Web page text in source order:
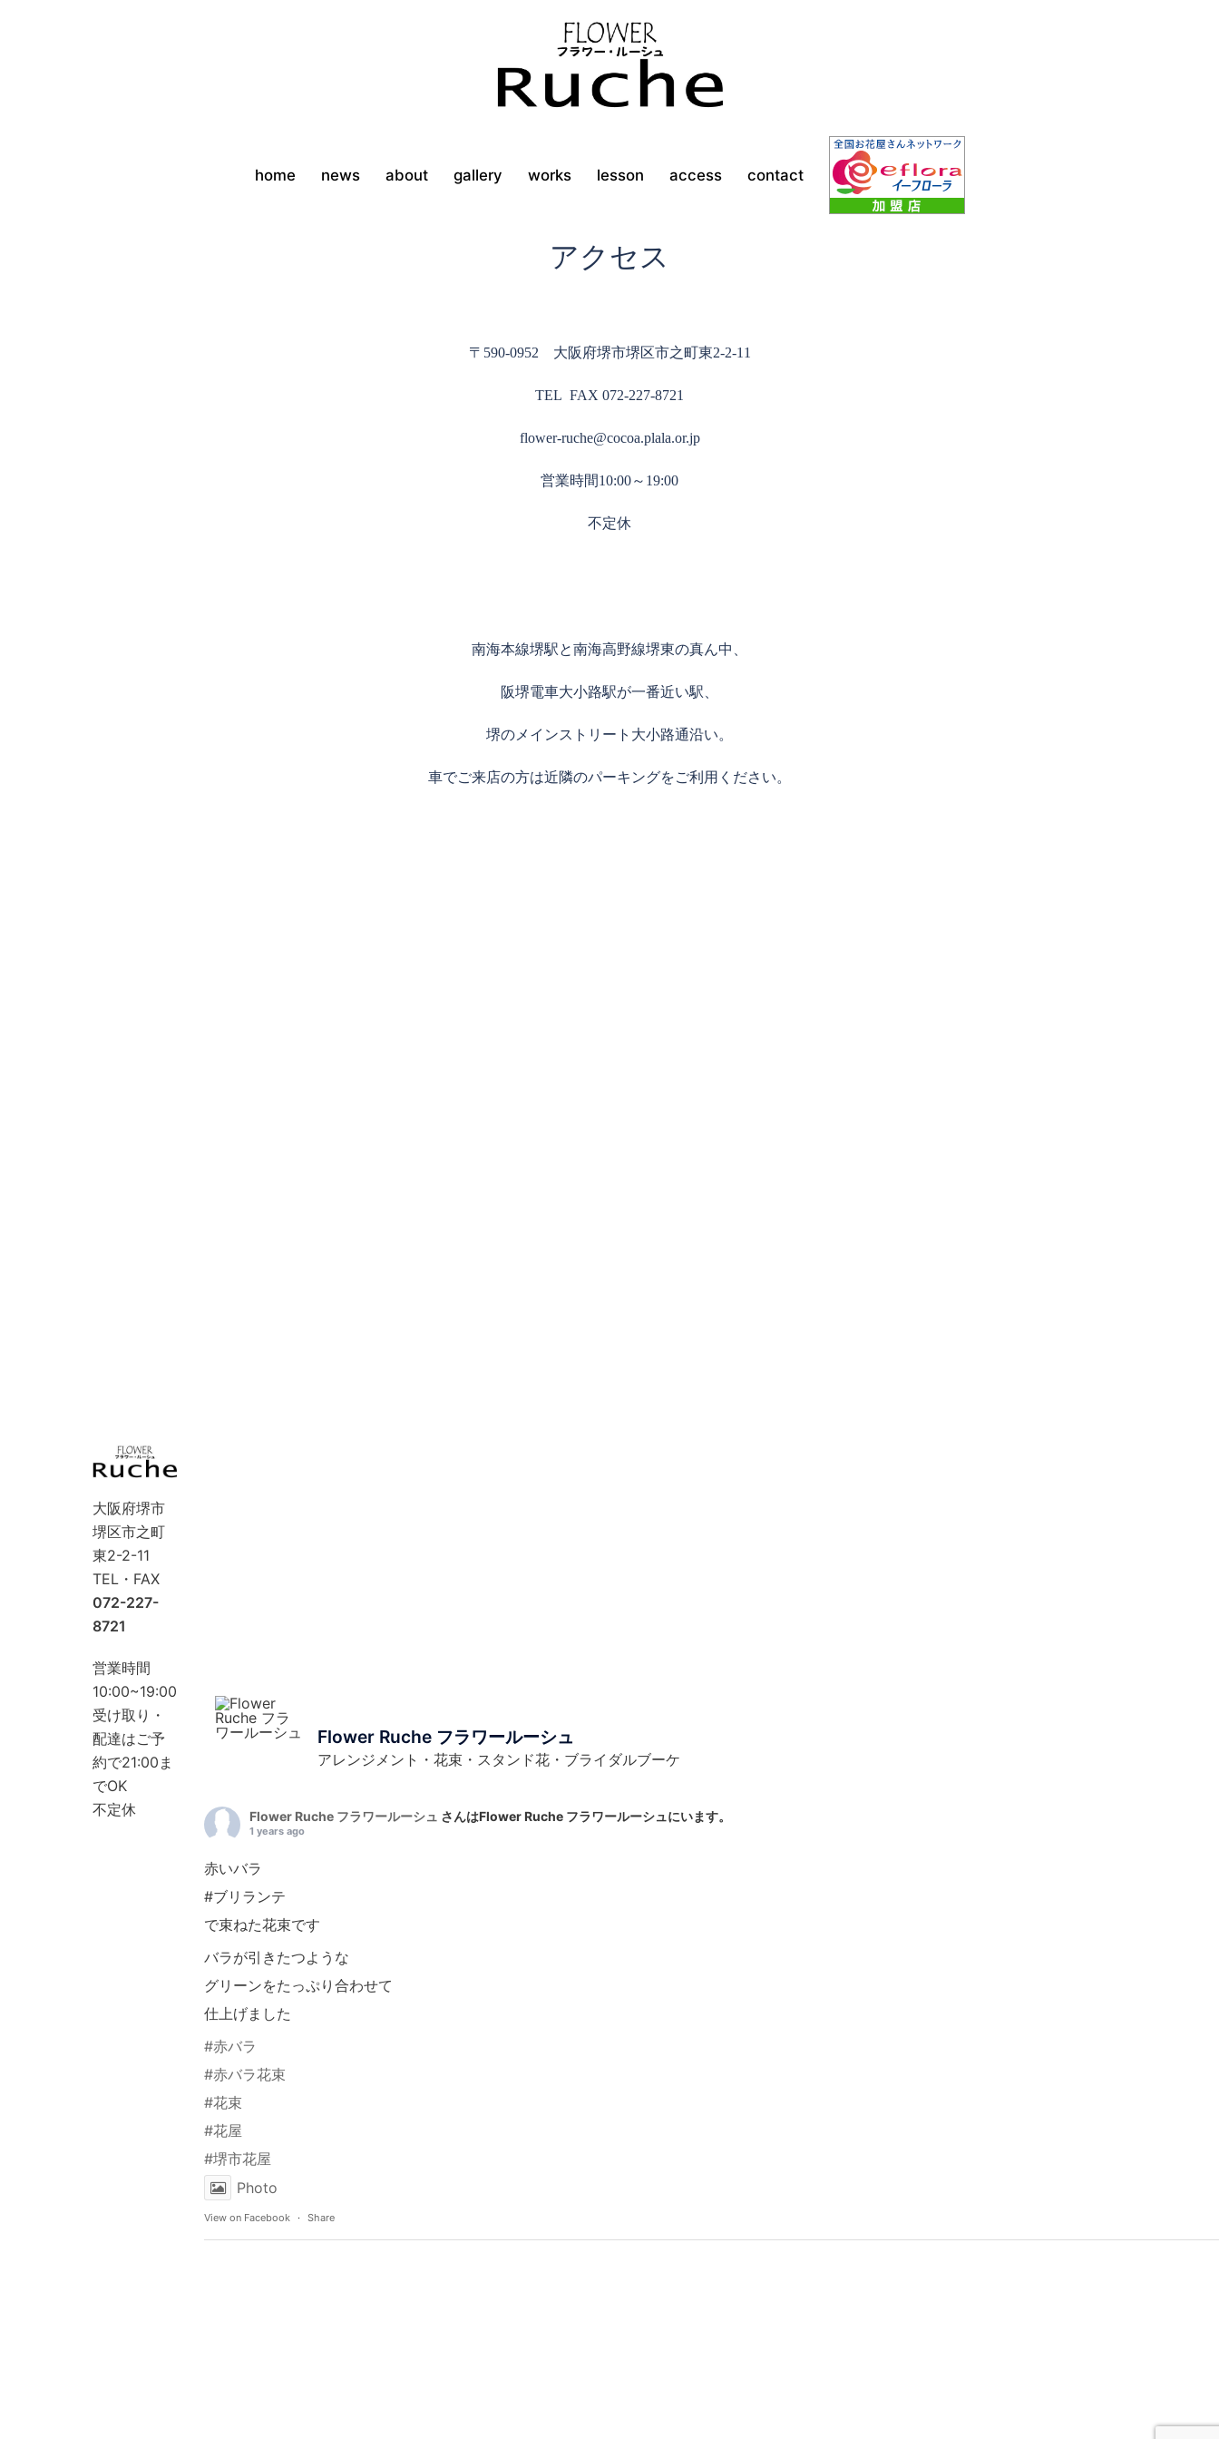
home news about gallery works lesson access contact
アクセス
〒590-0952 大阪府堺市堺区市之町東2‐2‐11
TEL FAX 072-227-8721
flower-ruche@cocoa.plala.or.jp
営業時間10:00～19:00
不定休
南海本線堺駅と南海高野線堺東の真ん中、
阪堺電車大小路駅が一番近い駅、
堺のメインストリート大小路通沿い。
車でご来店の方は近隣のパーキングをご利用ください。
大阪府堺市
堺区市之町
東2-2-11
TEL・FAX
072-227-
8721
営業時間
10:00~19:00
受け取り・
配達はご予
約で21:00ま
でOK
不定休
Flower Ruche フラワールーシュ
アレンジメント・花束・スタンド花・ブライダルブーケ
Flower Ruche フラワールーシュ さんはFlower Ruche フラワールーシュにいます。
1 years ago
赤いバラ
#ブリランテ
で束ねた花束です
バラが引きたつような
グリーンをたっぷり合わせて
仕上げました
#赤バラ
#赤バラ花束
#花束
#花屋
#堺市花屋
Photo
View on Facebook · Share